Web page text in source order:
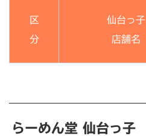
区
分
仙台っ子
店舗名
らーめん堂 仙台っ子